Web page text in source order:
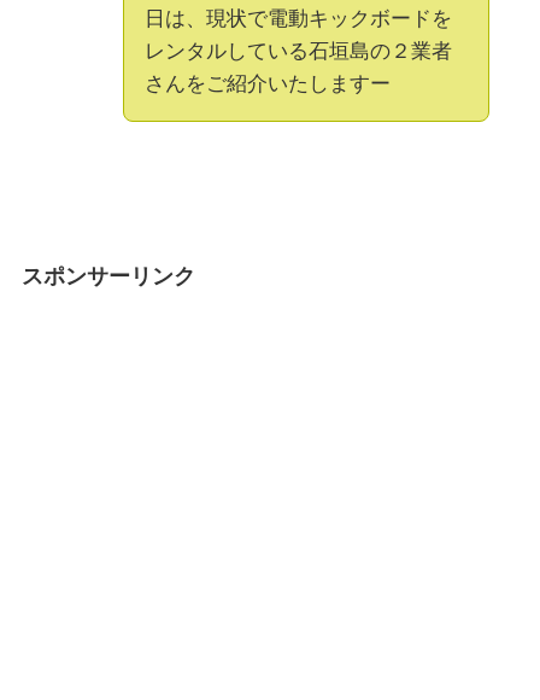
日は、現状で電動キックボードを
レンタルしている石垣島の２業者
さんをご紹介いたしますー
スポンサーリンク